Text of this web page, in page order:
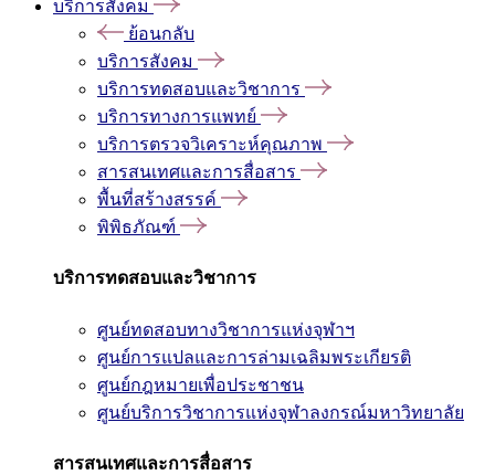
บริการสังคม
ย้อนกลับ
บริการสังคม
บริการทดสอบและวิชาการ
บริการทางการแพทย์
บริการตรวจวิเคราะห์คุณภาพ
สารสนเทศและการสื่อสาร
พื้นที่สร้างสรรค์
พิพิธภัณฑ์
บริการทดสอบและวิชาการ
ศูนย์ทดสอบทางวิชาการแห่งจุฬาฯ
ศูนย์การแปลและการล่ามเฉลิมพระเกียรติ
ศูนย์กฎหมายเพื่อประชาชน
ศูนย์บริการวิชาการแห่งจุฬาลงกรณ์มหาวิทยาลัย
สารสนเทศและการสื่อสาร